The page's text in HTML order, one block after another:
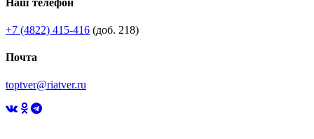
+7 (4822) 415-416 (доб. 218)
Почта
toptver@riatver.ru